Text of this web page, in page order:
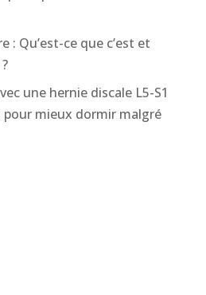
: Qu’est-ce que c’est et
une hernie discale L5-S1
pour mieux dormir malgré